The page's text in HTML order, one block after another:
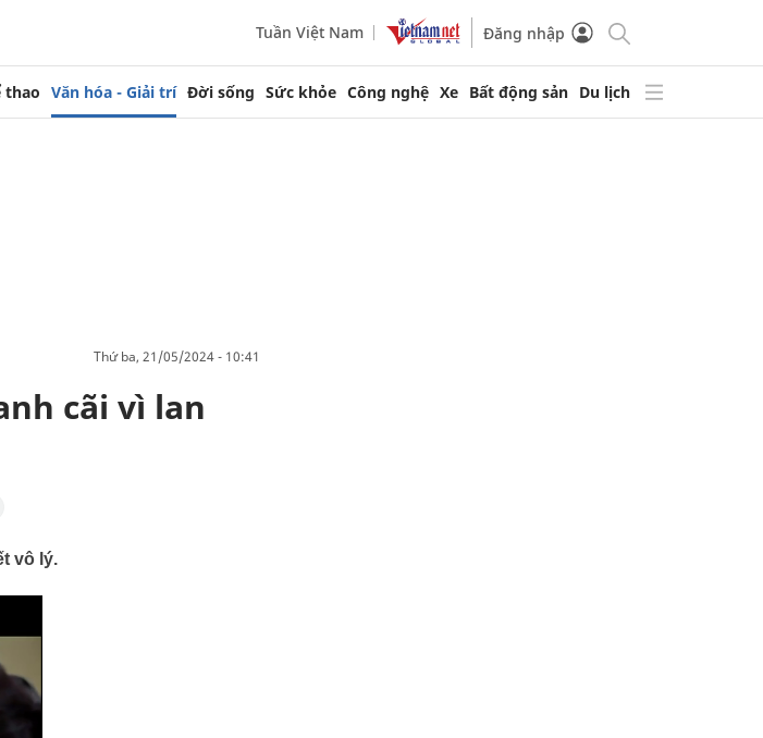
Tuần Việt Nam Đăng nhập
thao Văn hóa - Giải trí Đời sống Sức khỏe Công nghệ Xe Bất động sản Du lịch
thứ ba, 21/05/2024 - 10:41
cãi vì lan
vô lý.